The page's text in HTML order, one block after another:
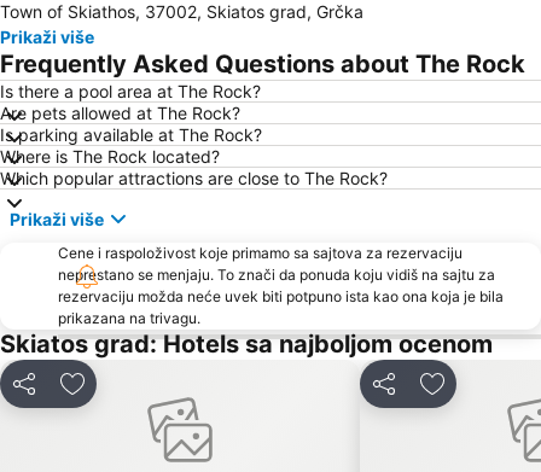
Agria
Achladies
Milopotamos
Damouchari
Plaka
Kastri
To τρενάκι του Πηλίου
Ovrios
Kolios
Agia Eleni
Neo Klima
Μilia
Papa Nero
Volos stadium
Town of Skiathos, 37002, Skiatos grad, Grčka
Prikaži više
Frequently Asked Questions about The Rock
Is there a pool area at The Rock?
Are pets allowed at The Rock?
Is parking available at The Rock?
Where is The Rock located?
Which popular attractions are close to The Rock?
Prikaži više
Cene i raspoloživost koje primamo sa sajtova za rezervaciju
neprestano se menjaju. To znači da ponuda koju vidiš na sajtu za
rezervaciju možda neće uvek biti potpuno ista kao ona koja je bila
prikazana na trivagu.
Skiatos grad: Hotels sa najboljom ocenom
Deli Dodati u favorite Deli Dodati u